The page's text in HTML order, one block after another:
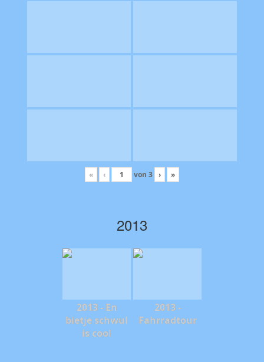
« ‹ von 3 › »
2013
2013 - En
bietje schwul
is cool
2013 -
Fahrradtour